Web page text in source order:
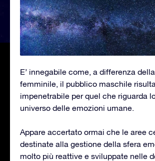
E’ innegabile come, a differenza
femminile, il pubblico maschile
impenetrabile per quel che riguarda
universo delle emozioni umane.
Appare accertato ormai che le aree
destinate alla gestione della sfera
molto più reattive e sviluppate nelle